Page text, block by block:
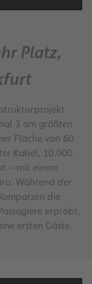
Platz,
3 am größten
Fläche von 60
Kabel, 10.000
– mit einem
Während der
die
erprobt.
ersten Gäste.